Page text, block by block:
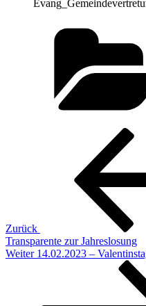
Beitragsnavigation
Zurück
Transparente zur Jahreslosung
Nächster
Weiter 14.02.2023 –